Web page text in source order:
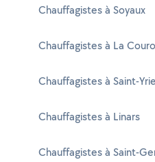
Chauffagistes à Soyaux
Chauffagistes à La
Chauffagistes à Saint-
Chauffagistes à Linars
Chauffagistes à Saint-